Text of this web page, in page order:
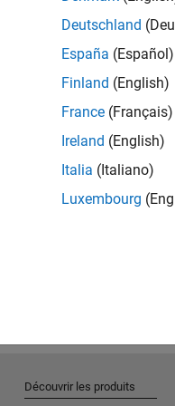
Deutschland
España (Español)
Finland (English)
France (Français)
Ireland (English)
Italia (Italiano)
Luxembourg
Découvrir les produits